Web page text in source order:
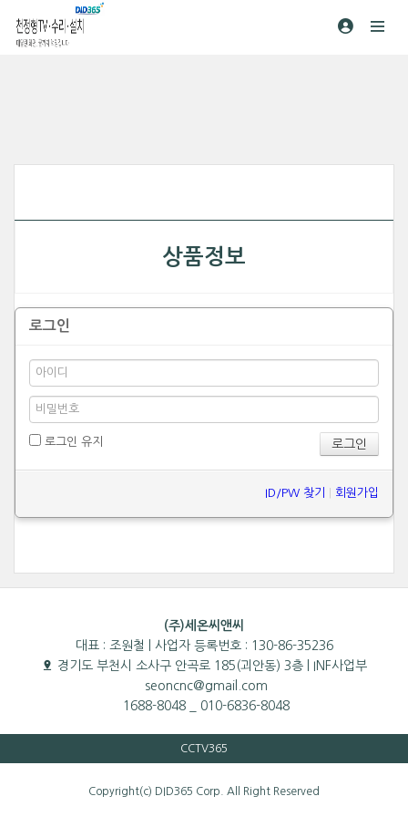
상품정보
로그인
로그인 유지
ID/PW 찾기 회원가입
(주)세온씨앤씨
대표 : 조원철 | 사업자 등록번호 : 130-86-35236
경기도 부천시 소사구 안곡로 185(괴안동) 3층 | INF사업부
seoncnc@gmail.com
1688-8048 _ 010-6836-8048
CCTV365
Copyright(c) DID365 Corp. All Right Reserved